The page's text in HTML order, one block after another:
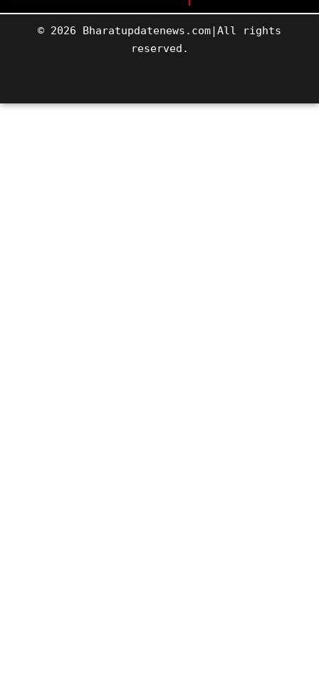
© 2026 Bharatupdatenews.com|All rights
reserved.